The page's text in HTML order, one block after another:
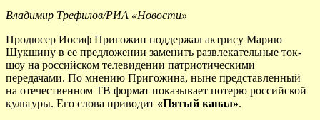
Владимир Трефилов/РИА «Новости»
Продюсер Иосиф Пригожин поддержал актрису Марию
Шукшину в ее предложении заменить развлекательные ток-
шоу на российском телевидении патриотическими
передачами. По мнению Пригожина, ныне представленный
на отечественном ТВ формат показывает потерю российской
культуры. Его слова приводит «Пятый канал».